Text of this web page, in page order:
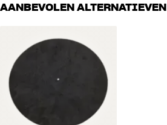
AANBEVOLEN ALTERNATIEVEN